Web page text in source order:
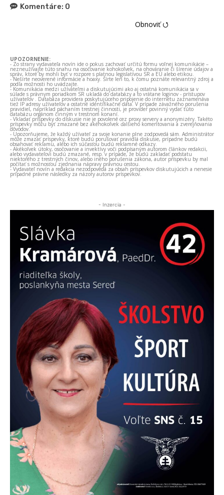
Komentáre: 0
Obnoviť ⭯
UPOZORNENIE:
- Zo strany vydavateľa novín ide o pokus zachovať určitú formu voľnej komunikácie –
nezneužívajte túto snahu na osočovanie kohokoľvek, na ohováranie či šírenie údajov a
správ, ktoré by mohli byť v rozpore s platnou legislatívou SR a EÚ alebo etikou.
- Nešírte neoverené informácie a hoaxy. Šírte len to, k čomu poznáte relevantný zdroj a
podľa možnosti ho uvádzajte.
- Komunikácia medzi užívateľmi a diskutujúcimi ako aj ostatná komunikácia sa v
súlade s právnym poriadkom SR ukladá do databázy a to vrátane loginov - prístupov
užívateľov . Databáza providera poskytujúceho pripojenie do internetu zaznamenáva
tiež IP adresy užívateľov a ostatné identifikačné dáta. V prípade závažného porušenia
pravidiel, napríklad páchaním trestnej činnosti, je provider povinný vydať túto
databázu orgánom činným v trestnom konaní.
- Vkladať príspevky do diskusie nie je povolené cez proxy servery a anonymizéry. Takéto
príspevky môžu byť zmazané bez akéhokoľvek ďalšieho komentovania a zverejňovania
dôvodov.
- Upozorňujeme, že každý užívateľ za svoje konanie plne zodpovedá sám. Administrátor
môže zmazať príspevky, ktoré budú porušovať pravidlá diskusie, prípadne budú
obsahovať reklamu, alebo ich súčasťou budú reklamné odkazy.
- Akékoľvek útoky, osočovanie a invektívy voči podpísaným autorom článkov redakcii,
alebo vydavateľovi budú zmazané, resp. v prípade, že budú zakladať podstatu
niektorého z trestných činov, alebo iného porušenia zákona, autor príspevku by mal
počítať s možnosťou zjednania nápravy právnou cestou.
- Vydavateľ novín a redakcia nezodpovedá za obsah príspevkov diskutujúcich a nenesie
prípadné právne následky za názory autorov príspevkov.
- Inzercia -